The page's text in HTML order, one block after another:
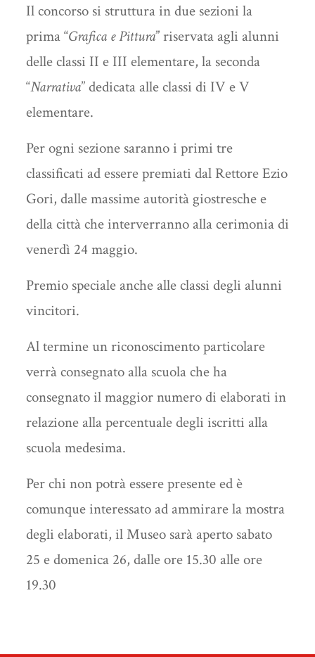
Il concorso si struttura in due sezioni la
prima “Grafica e Pittura” riservata agli alunni
delle classi II e III elementare, la seconda
“Narrativa” dedicata alle classi di IV e V
elementare.
Per ogni sezione saranno i primi tre
classificati ad essere premiati dal Rettore Ezio
Gori, dalle massime autorità giostresche e
della città che interverranno alla cerimonia di
venerdì 24 maggio.
Premio speciale anche alle classi degli alunni
vincitori.
Al termine un riconoscimento particolare
verrà consegnato alla scuola che ha
consegnato il maggior numero di elaborati in
relazione alla percentuale degli iscritti alla
scuola medesima.
Per chi non potrà essere presente ed è
comunque interessato ad ammirare la mostra
degli elaborati, il Museo sarà aperto sabato
25 e domenica 26, dalle ore 15.30 alle ore
19.30